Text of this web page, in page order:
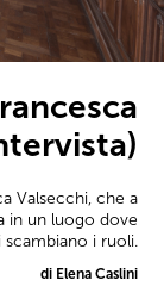
Valsecchi, che a
in un luogo dove
scambiano i ruoli.
di Elena Caslini